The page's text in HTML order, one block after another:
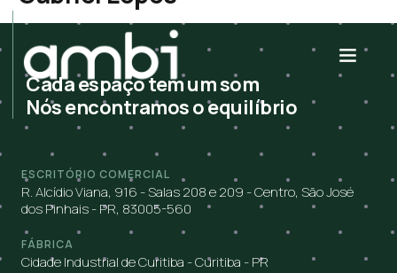
Cada espaço tem um som
Nós encontramos o equilíbrio
ESCRITÓRIO COMERCIAL
R. Alcídio Viana, 916 - Salas 208 e 209 - Centro, São José
dos Pinhais - PR, 83005-560
FÁBRICA
Cidade Industrial de Curitiba - Curitiba - PR